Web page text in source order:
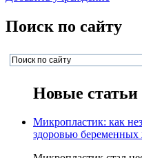
Поиск по сайту
Новые статьи
Микропластик: как
здоровью